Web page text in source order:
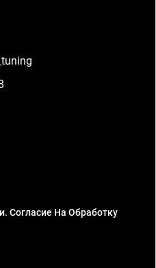
Согласие На Обработку